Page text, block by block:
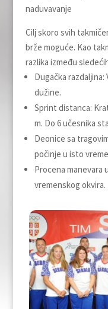
naduvavanje
Cilј skoro svih
brže moguće. Kao
razlika između
Dugačka
dužine.
Sprint distanca:
m. Do 6 učesnika
Deonice sa
počinje u isto
Procena manevara
vremenskog okvira.